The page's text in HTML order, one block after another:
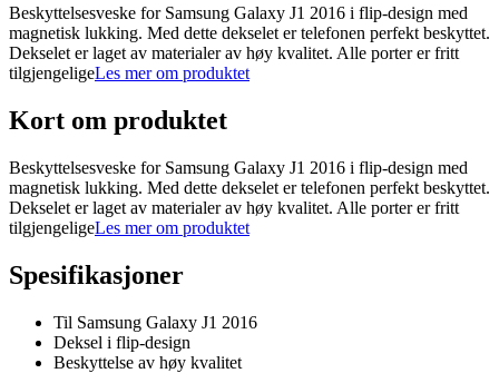
Beskyttelsesveske for Samsung Galaxy J1 2016 i flip-design med
magnetisk lukking. Med dette dekselet er telefonen perfekt beskyttet.
Dekselet er laget av materialer av høy kvalitet. Alle porter er fritt
tilgjengeligeLes mer om produktet
Kort om produktet
Beskyttelsesveske for Samsung Galaxy J1 2016 i flip-design med
magnetisk lukking. Med dette dekselet er telefonen perfekt beskyttet.
Dekselet er laget av materialer av høy kvalitet. Alle porter er fritt
tilgjengeligeLes mer om produktet
Spesifikasjoner
Til Samsung Galaxy J1 2016
Deksel i flip-design
Beskyttelse av høy kvalitet